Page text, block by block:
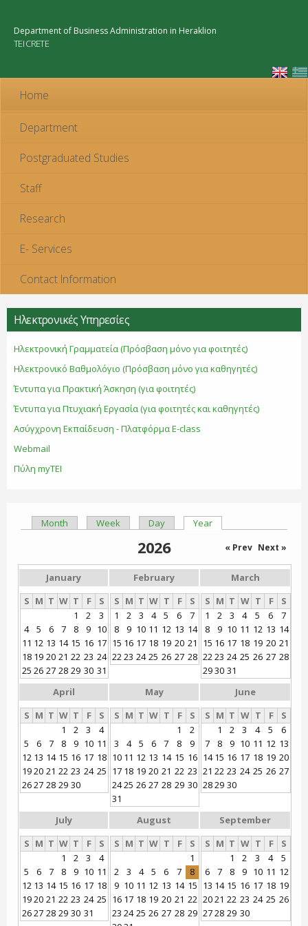
content
Department of Business Administration in Heraklion
TEI CRETE
Home
Department
Postgraduated Studies
Staff
Research
E- Services
Contact Information
Ηλεκτρονικές Υπηρεσίες
Ηλεκτρονική Γραμματεία (Πρόσβαση μόνο για φοιτητές)
Ηλεκτρονικό Βαθμολόγιο (Πρόσβαση μόνο για καθηγητές)
Έντυπα για Πρακτική Άσκηση (για φοιτητές)
Έντυπα για Πτυχιακή Εργασία (για φοιτητές και καθηγητές)
Ασύγχρονη Εκπαίδευση - Πλατφόρμα E-class
Webmail
Πύλη myTEI
Primary tabs
Month Week Day Year(active tab)
2026 « Prev Next »
January
S M T W T F
S
1
2
3
4
5 6 7 8 9 10
11 12 13 14 15 16 17
18 19 20 21 22 23 24
25 26 27 28 29 30 31
February
S M T W T F
S
1
2 3 4 5 6
7
8
9 10 11 12 13 14
15 16 17 18 19 20 21
2223 24 25 26 27 28
March
S M T W T F
S
1
2 3 4 5 6
7
8
9 10 11 12 13 14
15 16 17 18 19 20 21
2223 24 25 26 27 28
2930 31
April
S M T W T F
S
1
2 3
4
5
6 7 8 9 10 11
12 13 14 15 16 17 18
1920 21 22 23 24 25
2627 28 29 30
May
S M T W T F
S
1
2
3
4 5 6 7 8
9
10 11 12 13 14 15 16
17 18 19 20 21 22 23
2425 26 27 28 29 30
31
June
S M T W T F
S
1
2 3 4 5
6
7
8 9 10 11 12 13
14 15 16 17 18 19 20
21 22 23 24 25 26 27
2829 30
July
S M T W T F
S
1
2 3
4
5
6 7 8 9 10 11
12 13 14 15 16 17 18
1920 21 22 23 24 25
2627 28 29 30 31
August
S M T W T F
S
1
2
3 4 5 6 7
8
9 10 11 12 13 14 15
16 17 18 19 20 21 22
23 24 25 26 27 28 29
September
S M T W T F
S
1
2 3 4
5
6
7 8 9 10 11 12
13 14 15 16 17 18 19
2021 22 23 24 25 26
2728 29 30